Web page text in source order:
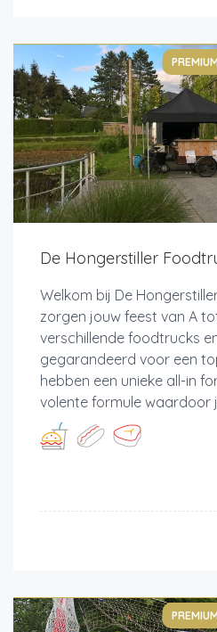
De Hongerstiller
Welkom bij De
zorgen jouw feest van A
verschillende foodtrucks
gegarandeerd voor een
hebben een unieke all-in
volente formule waardoor